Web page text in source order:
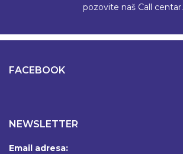
pozovite naš Call centar.
FACEBOOK
NEWSLETTER
Email adresa: